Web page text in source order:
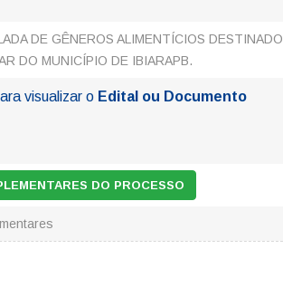
DE GÊNEROS ALIMENTÍCIOS DESTINADO
DO MUNICÍPIO DE IBIARAPB.
visualizar o Edital ou Documento
DO PROCESSO